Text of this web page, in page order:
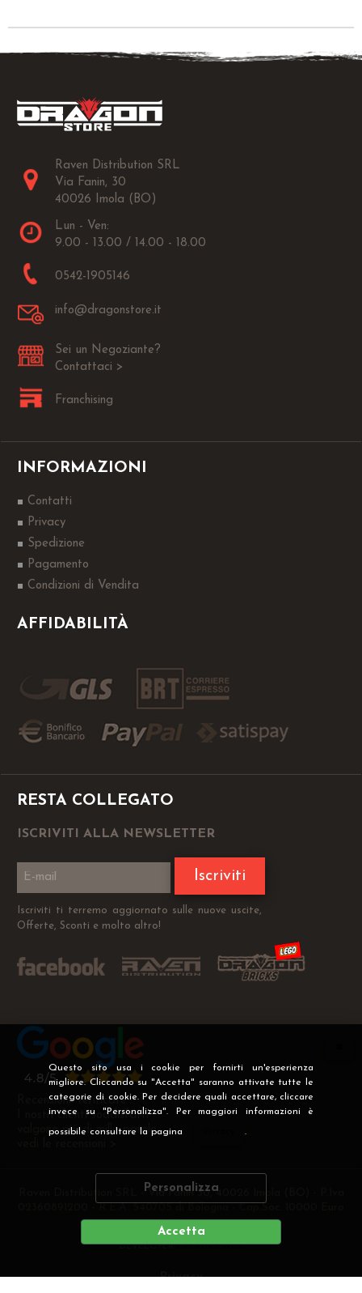
Questo sito usa i cookie per fornirti un'esperienza
migliore. Cliccando su "Accetta" saranno attivate tutte le
categorie di cookie. Per decidere quali accettare, cliccare
invece su "Personalizza". Per maggiori informazioni è
possibile consultare la pagina .
Personalizza
Accetta
Raven Distribution SRL
Via Fanin, 30
40026 Imola (BO)
Lun - Ven:
9.00 - 13.00 / 14.00 - 18.00
0542-1905146
info@dragonstore.it
Sei un Negoziante?
Contattaci >
Franchising
INFORMAZIONI
Contatti
Privacy
Spedizione
Pagamento
Condizioni di Vendita
AFFIDABILITÀ
RESTA COLLEGATO
ISCRIVITI ALLA NEWSLETTER
Iscriviti
Iscriviti ti terremo aggiornato sulle nuove uscite,
Offerte, Sconti e molto altro!
Recensioni Verificate
I nostri clienti soddisfatti
valgono più di mille parole
Raven Distribution SRL - Via Fanin 30, 40026 Imola (BO) - P.Iva
i.v
DEVELOPERCREATIVE WEB
Privacy